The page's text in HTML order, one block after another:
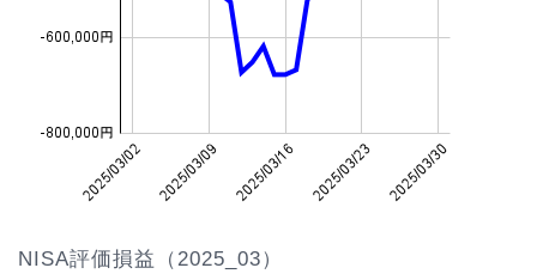
NISA評価損益（2025_03）